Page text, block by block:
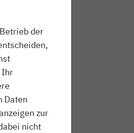
der
Ihr
Daten
zur
nicht